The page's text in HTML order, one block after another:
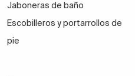
Jaboneras de baño
Escobilleros y portarrollos de
pie